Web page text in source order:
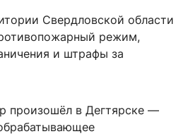
Свердловской области
режим,
и штрафы за
произошёл в Дегтярске —